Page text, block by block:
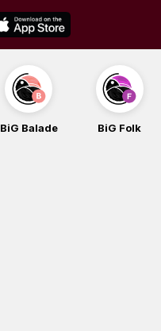
BiG Balade BiG Folk